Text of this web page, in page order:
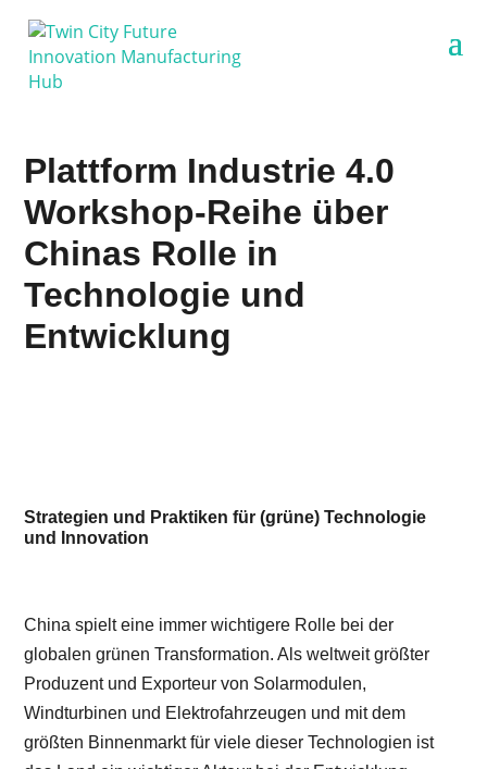
Plattform Industrie 4.0
Workshop-Reihe über
Chinas Rolle in
Technologie und
Entwicklung
Strategien und Praktiken für (grüne) Technologie
und Innovation
China spielt eine immer wichtigere Rolle bei der
globalen grünen Transformation. Als weltweit größter
Produzent und Exporteur von Solarmodulen,
Windturbinen und Elektrofahrzeugen und mit dem
größten Binnenmarkt für viele dieser Technologien ist